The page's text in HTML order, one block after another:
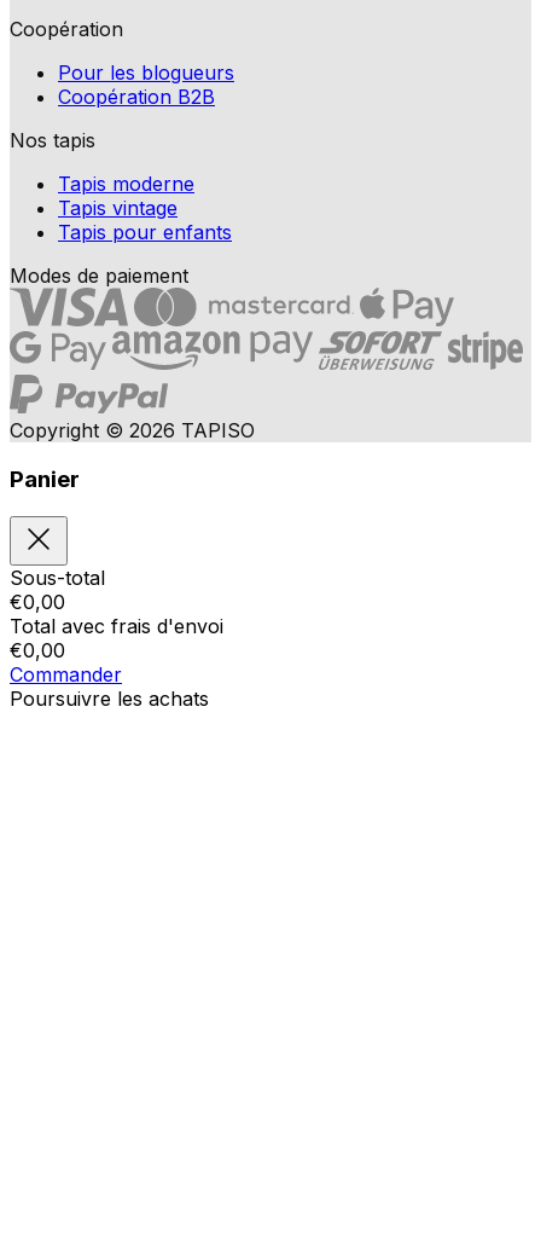
Coopération
Pour les blogueurs
Coopération B2B
Nos tapis
Tapis moderne
Tapis vintage
Tapis pour enfants
Modes de paiement
Copyright © 2026 TAPISO
Panier
Sous-total
€0,00
Total avec frais d'envoi
€0,00
Commander
Poursuivre les achats